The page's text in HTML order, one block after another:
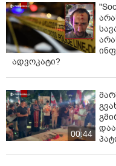
ადვოკატი?
00:44